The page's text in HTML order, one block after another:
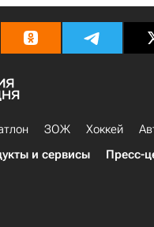
ЗОЖ Хоккей
и сервисы Пресс-